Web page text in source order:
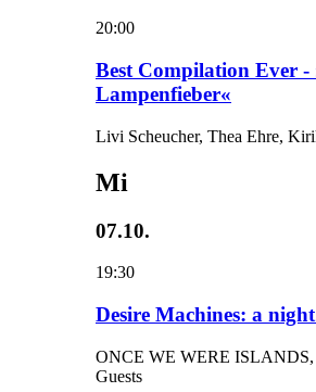
20:00
Best Compilation Ever -
Lampenfieber«
Livi Scheucher, Thea Ehre,
Mi
07.10.
19:30
Desire Machines: a
ONCE WE WERE ISLANDS,
Guests